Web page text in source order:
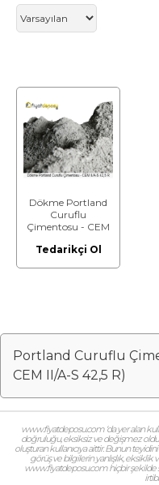
Dökme Portland
Curuflu
Çimentosu - CEM
Tedarikçi Ol
Portland Curuflu
CEM II/A-S 42,5 R)
www.fiyatdeposu.com ‘da yer alan
doğruluğu, eksiksiz ve değişmez
oluşturan kullanıcıya aittir. Bunun
görüş ve bilgilerin yanlışlık, eksiklik
www.fiyatdeposu.com hiçbir şekilde